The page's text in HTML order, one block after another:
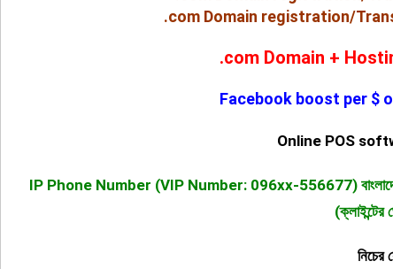
.com Domain registration/
.com Domain +
Facebook boost per $
Online POS
IP Phone Number (VIP Number: 096xx-556677) বাংলাদেশের
(ক্লাইন্টের